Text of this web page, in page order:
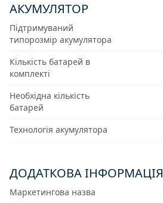
АКУМУЛЯТОР
Підтримуваний
типорозмір акумулятора
Кількість батарей в
комплекті
Необхідна кількість
батарей
Технологія акумулятора
ДОДАТКОВА ІНФОРМАЦІЯ
Маркетингова назва